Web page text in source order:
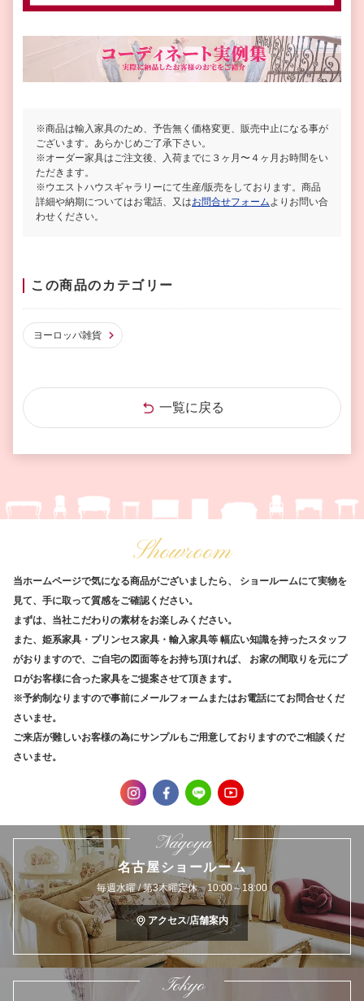
※商品は輸入家具のため、予告無く価格変更、販売中止になる事が
ございます。あらかじめご了承下さい。
※オーダー家具はご注文後、入荷までに３ヶ月〜４ヶ月お時間をい
ただきます。
※ウエストハウスギャラリーにて生産/販売をしております。商品
詳細や納期についてはお電話、又はお問合せフォーム よりお問い合
わせください。
この商品のカテゴリー
ヨーロッパ雑貨
一覧に戻る
Showroom
当ホームページで気になる商品がございましたら、
ショールームにて実物を
見て、手に取って質感をご確認ください。
まずは、当社こだわりの素材をお楽しみください。
また、姫系家具・プリンセス家具・輸入家具等 幅広い知識を持ったスタッフ
がおりますので、ご自宅の図面等をお持ち頂ければ、
お家の間取りを元にプ
ロがお客様に合った家具をご提案させて頂きます。
※予約制なりますので事前にメールフォームまたはお電話にてお問合せくだ
さいませ。
ご来店が難しいお客様の為にサンプルもご用意しておりますのでご相談くだ
さいませ。
Nagoya
名古屋ショールーム
毎週水曜 / 第3木曜定休 10:00～18:00
アクセス/店舗案内
Tokyo